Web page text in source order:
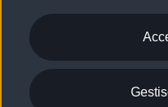
garanzia fino a 4 anni
acquisto.